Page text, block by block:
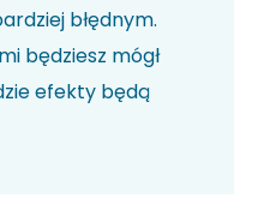
błędnym.
będziesz mógł
efekty będą